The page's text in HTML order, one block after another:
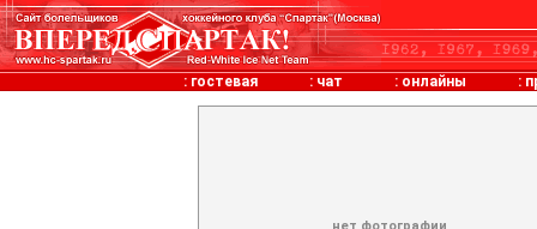
: гостевая : чат : онлайны :